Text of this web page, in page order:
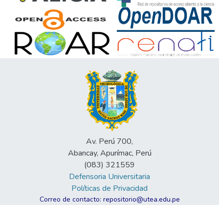
Av. Perú 700,
Abancay, Apurímac, Perú
(083) 321559
Defensoria Universitaria
Políticas de Privacidad
Correo de contacto: repositorio@utea.edu.pe